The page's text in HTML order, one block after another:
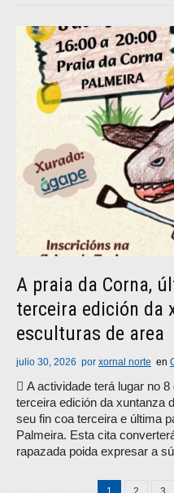
A praia da Corna,
terceira edición da
esculturas de area
julio 30, 2026 por xornal norte en
 A actividade terá lugar no
terceira edición da xuntanza
seu fin coa terceira e última
Palmeira. Esta cita
rapazada poida expresar a